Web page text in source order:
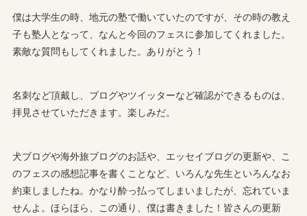
僕は大学生の時、地元の塾で働いていたのですが、その時の教え
子も塾人となって、なんと今回のフェスに参加してくれました。
素敵な質問もしてくれました。ありがとう！
名刺など頂戴し、ブログやツイッターなど確認ができるものは、
拝見させていただきます。楽しみだ。
犬ブログや海外旅ブログのお話や、エッセイブログの更新や、こ
のフェスの感想記事を書くことなど、いろんな先生といろんなお
約束しましたね。かなり酔っ払ってしまいましたが、忘れていま
せんよ。ほらほら、この通り、僕は書きました！皆さんの更新